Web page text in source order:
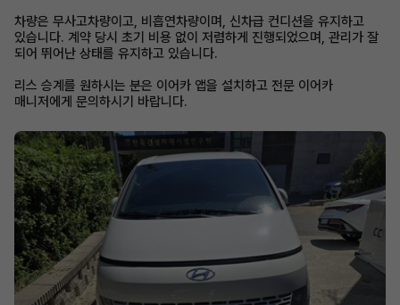
차량은 무사고차량이고, 비흡연차량이며, 신차급 컨디션을 유지하고
있습니다. 계약 당시 초기 비용 없이 저렴하게 진행되었으며, 관리가 잘
되어 뛰어난 상태를 유지하고 있습니다.
리스 승계를 원하시는 분은 이어카 앱을 설치하고 전문 이어카
매니저에게 문의하시기 바랍니다.